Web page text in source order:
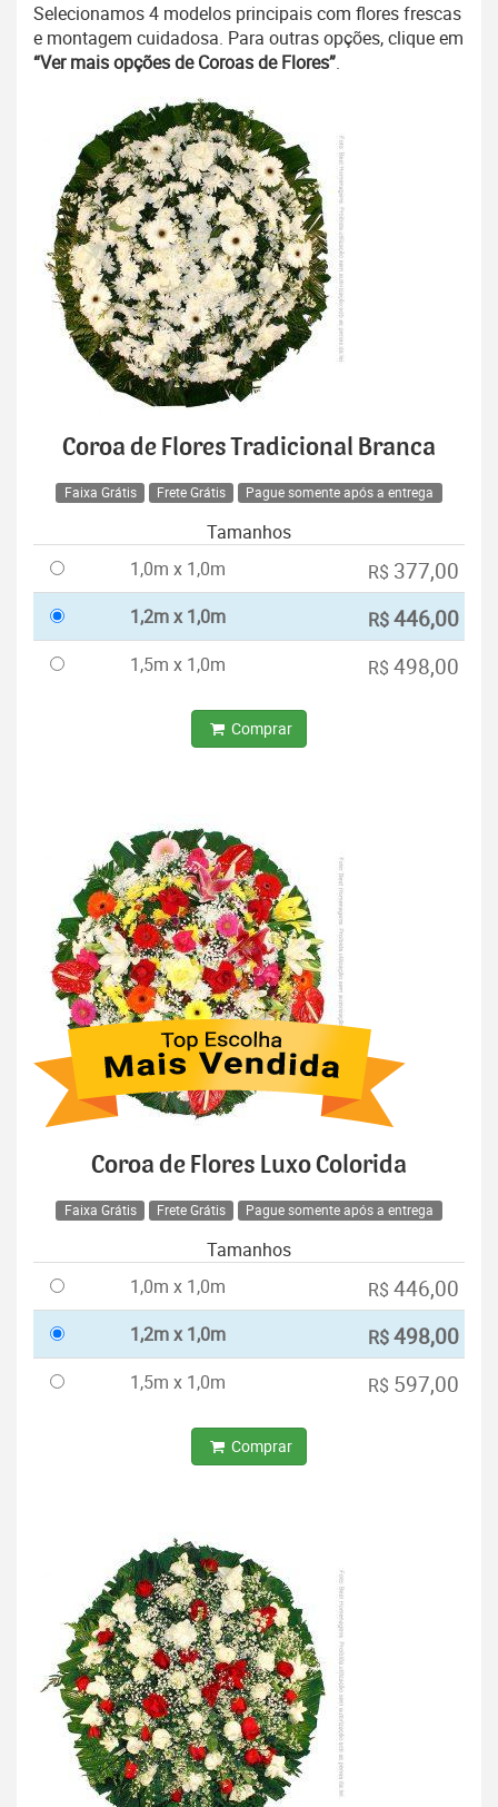
Selecionamos 4 modelos principais com flores frescas
e montagem cuidadosa. Para outras opções, clique em
“Ver mais opções de Coroas de Flores”.
Coroa de Flores Tradicional Branca
Faixa Grátis Frete Grátis Pague somente após a entrega
Tamanhos
1,0m x 1,0m
R$ 377,00
1,2m x 1,0m R$446,00
1,5m x 1,0m R$ 498,00
Comprar
Coroa de Flores Luxo Colorida
Faixa Grátis Frete Grátis Pague somente após a entrega
Tamanhos
1,0m x 1,0m
R$ 446,00
1,2m x 1,0m R$498,00
1,5m x 1,0m R$ 597,00
Comprar